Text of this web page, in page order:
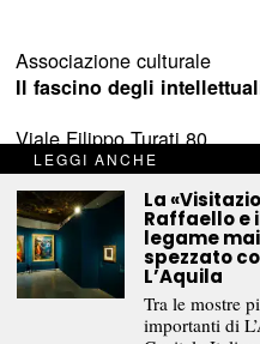
Associazione culturale
Il fascino degli
Viale Filippo Turati 80
c/o Castelnovo
23900 Lecco (LC)
www.fascinointellettuali.it
info[at]fascinointellettuali.it
Per segnalare eventuali
LEGGI ANCHE
La
Raffaello e
legame mai
spezzato
L’Aquila
Tra le mostre
importanti di